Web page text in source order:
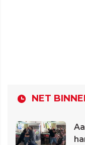
NET